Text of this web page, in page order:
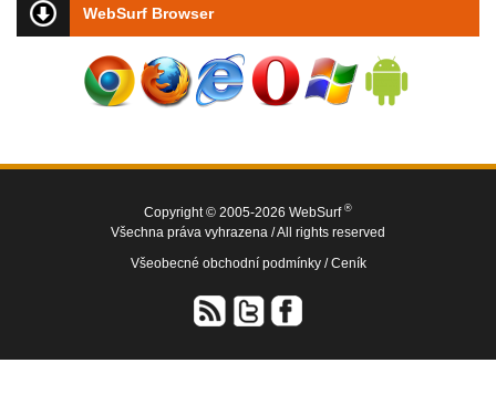
WebSurf Browser
Copyright © 2005-2026 WebSurf ®
Všechna práva vyhrazena / All rights reserved
Všeobecné obchodní podmínky /Ceník